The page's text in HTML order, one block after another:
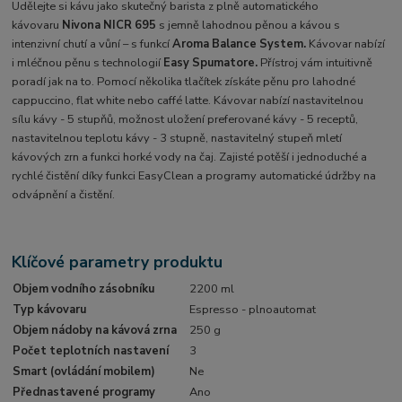
Udělejte si kávu jako skutečný barista z plně automatického
kávovaru Nivona NICR 695 s jemně lahodnou pěnou a kávou s
intenzivní chutí a vůní – s funkcíAroma Balance System. Kávovar nabízí
i mléčnou pěnu s technologií Easy Spumatore. Přístroj vám intuitivně
poradí jak na to. Pomocí několika tlačítek získáte pěnu pro lahodné
cappuccino, flat white nebo caffé latte. Kávovar nabízí nastavitelnou
sílu kávy - 5 stupňů, možnost uložení preferované kávy - 5 receptů,
nastavitelnou teplotu kávy - 3 stupně, nastavitelný stupeň mletí
kávových zrn a funkci horké vody na čaj. Zajisté potěší i jednoduché a
rychlé čistění díky funkci EasyClean a programy automatické údržby na
odvápnění a čistění.
Klíčové parametry produktu
Objem vodního zásobníku
2200 ml
Typ kávovaru
Espresso - plnoautomat
Objem nádoby na kávová zrna
250 g
Počet teplotních nastavení
3
Smart (ovládání mobilem)
Ne
Přednastavené programy
Ano